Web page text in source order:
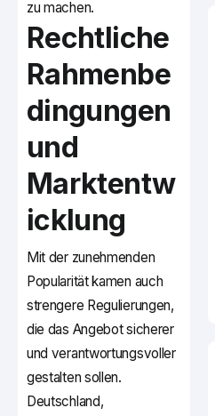
zu machen.
Rechtliche
Rahmenbe
dingungen
und
Marktentw
icklung
Mit der zunehmenden
Popularität kamen auch
strengere Regulierungen,
die das Angebot sicherer
und verantwortungsvoller
gestalten sollen.
Deutschland,